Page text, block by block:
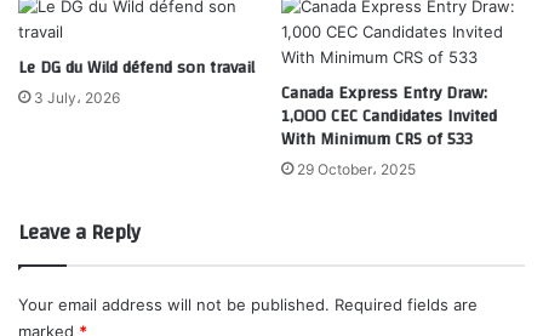
Le DG du Wild défend son travail
3 July، 2026 Canada Express Entry Draw:
1,000 CEC Candidates Invited
With Minimum CRS of 533
29 October، 2025
Leave a Reply
Your email address will not be published. Required fields are
marked *